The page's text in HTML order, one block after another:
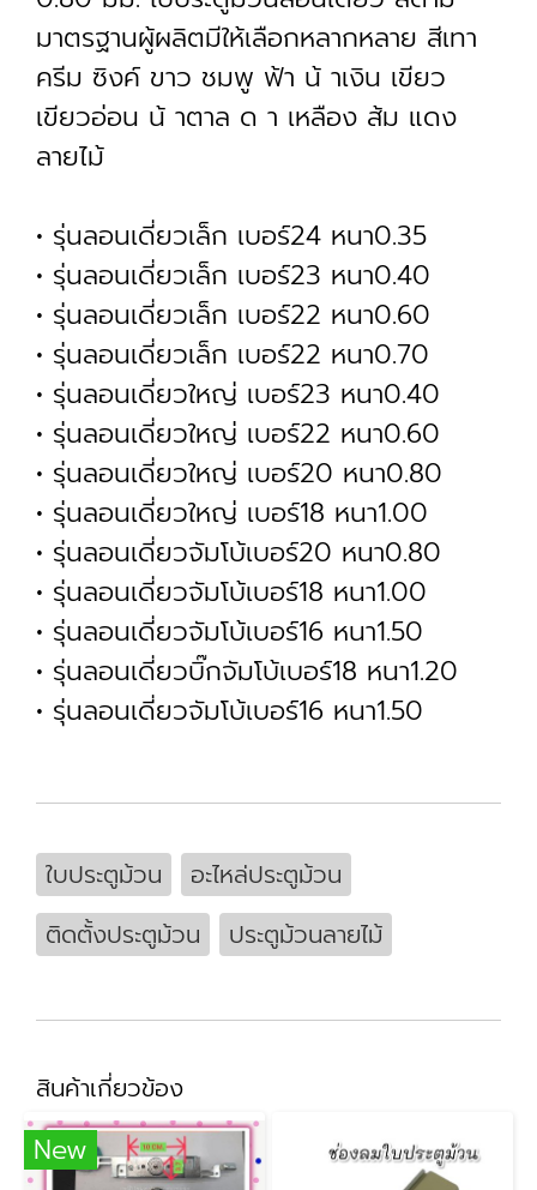
มาตรฐานผู้ผลิตมีให้เลือกหลากหลาย สีเทา
ครีม ซิงค์ ขาว ชมพู ฟ้า น้ าเงิน เขียว
เขียวอ่อน น้ าตาล ด า เหลือง ส้ม แดง
ลายไม้
• รุ่นลอนเดี่ยวเล็ก เบอร์24 หนา0.35
• รุ่นลอนเดี่ยวเล็ก เบอร์23 หนา0.40
• รุ่นลอนเดี่ยวเล็ก เบอร์22 หนา0.60
• รุ่นลอนเดี่ยวเล็ก เบอร์22 หนา0.70
• รุ่นลอนเดี่ยวใหญ่ เบอร์23 หนา0.40
• รุ่นลอนเดี่ยวใหญ่ เบอร์22 หนา0.60
• รุ่นลอนเดี่ยวใหญ่ เบอร์20 หนา0.80
• รุ่นลอนเดี่ยวใหญ่ เบอร์18 หนา1.00
• รุ่นลอนเดี่ยวจัมโบ้เบอร์20 หนา0.80
• รุ่นลอนเดี่ยวจัมโบ้เบอร์18 หนา1.00
• รุ่นลอนเดี่ยวจัมโบ้เบอร์16 หนา1.50
• รุ่นลอนเดี่ยวบิ๊กจัมโบ้เบอร์18 หนา1.20
• รุ่นลอนเดี่ยวจัมโบ้เบอร์16 หนา1.50
ใบประตูม้วน
อะไหล่ประตูม้วน
ติดตั้งประตูม้วน
ประตูม้วนลายไม้
สินค้าเกี่ยวข้อง
New